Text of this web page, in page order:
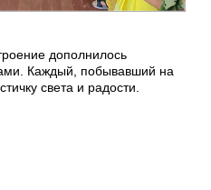
дополнилось
Каждый, побывавший на
света и радости.